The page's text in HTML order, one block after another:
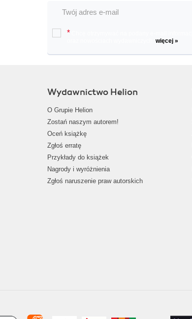
*
więcej »
Wydawnictwo Helion
O Grupie Helion
Zostań naszym autorem!
Oceń książkę
Zgłoś erratę
Przykłady do książek
Nagrody i wyróżnienia
Zgłoś naruszenie praw autorskich